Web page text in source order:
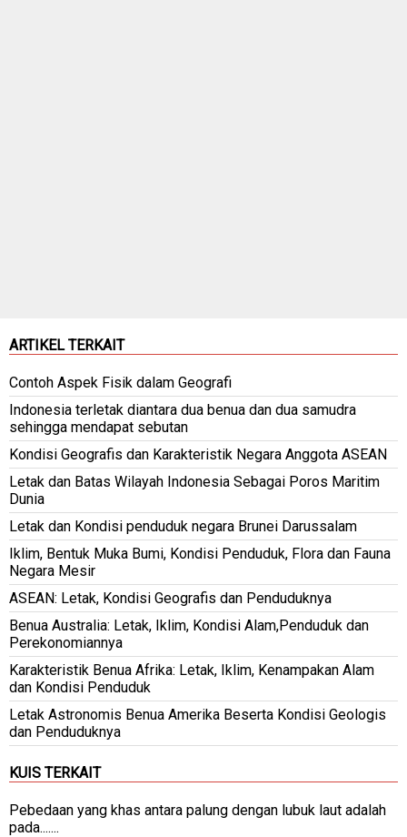
ARTIKEL TERKAIT
Contoh Aspek Fisik dalam Geografi
Indonesia terletak diantara dua benua dan dua samudra
sehingga mendapat sebutan
Kondisi Geografis dan Karakteristik Negara Anggota ASEAN
Letak dan Batas Wilayah Indonesia Sebagai Poros Maritim
Dunia
Letak dan Kondisi penduduk negara Brunei Darussalam
Iklim, Bentuk Muka Bumi, Kondisi Penduduk, Flora dan Fauna
Negara Mesir
ASEAN: Letak, Kondisi Geografis dan Penduduknya
Benua Australia: Letak, Iklim, Kondisi Alam,Penduduk dan
Perekonomiannya
Karakteristik Benua Afrika: Letak, Iklim, Kenampakan Alam
dan Kondisi Penduduk
Letak Astronomis Benua Amerika Beserta Kondisi Geologis
dan Penduduknya
KUIS TERKAIT
Pebedaan yang khas antara palung dengan lubuk laut adalah
pada.......